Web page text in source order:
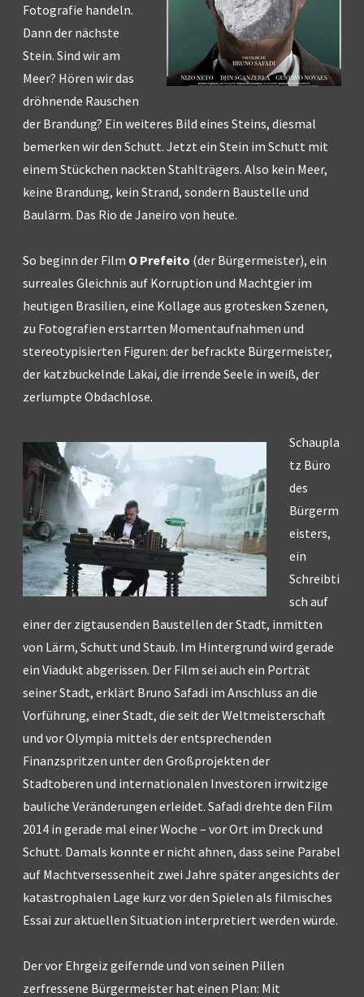
Fotografie handeln.
Dann der nächste
Stein. Sind wir am
Meer? Hören wir das
dröhnende Rauschen
der Brandung? Ein weiteres Bild eines Steins, diesmal
bemerken wir den Schutt. Jetzt ein Stein im Schutt mit
einem Stückchen nackten Stahlträgers. Also kein Meer,
keine Brandung, kein Strand, sondern Baustelle und
Baulärm. Das Rio de Janeiro von heute.
So beginn der Film O Prefeito (der Bürgermeister), ein
surreales Gleichnis auf Korruption und Machtgier im
heutigen Brasilien, eine Kollage aus grotesken Szenen,
zu Fotografien erstarrten Momentaufnahmen und
stereotypisierten Figuren: der befrackte Bürgermeister,
der katzbuckelnde Lakai, die irrende Seele in weiß, der
zerlumpte Obdachlose.
Schaupla
tz Büro
des
Bürgerm
eisters,
ein
Schreibti
sch auf
einer der zigtausenden Baustellen der Stadt, inmitten
von Lärm, Schutt und Staub. Im Hintergrund wird gerade
ein Viadukt abgerissen. Der Film sei auch ein Porträt
seiner Stadt, erklärt Bruno Safadi im Anschluss an die
Vorführung, einer Stadt, die seit der Weltmeisterschaft
und vor Olympia mittels der entsprechenden
Finanzspritzen unter den Großprojekten der
Stadtoberen und internationalen Investoren irrwitzige
bauliche Veränderungen erleidet. Safadi drehte den Film
2014 in gerade mal einer Woche – vor Ort im Dreck und
Schutt. Damals konnte er nicht ahnen, dass seine Parabel
auf Machtversessenheit zwei Jahre später angesichts der
katastrophalen Lage kurz vor den Spielen als filmisches
Essai zur aktuellen Situation interpretiert werden würde.
Der vor Ehrgeiz geifernde und von seinen Pillen
zerfressene Bürgermeister hat einen Plan: Mit